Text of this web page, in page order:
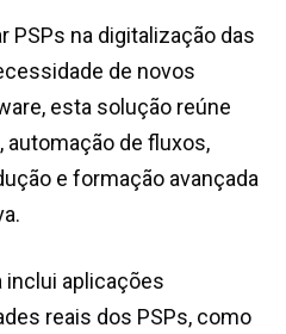
PSPs na digitalização das
de novos
esta solução reúne
de fluxos,
e formação avançada
inclui aplicações
reais dos PSPs, como